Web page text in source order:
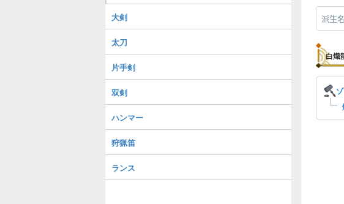
派生名
白熾
大剣
太刀
片手剣
双剣
ハンマー
狩猟笛
ランス